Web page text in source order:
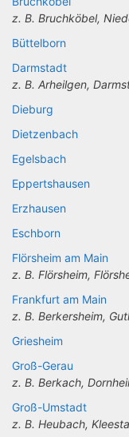
z. B. Bruchköbel,
Büttelborn
Darmstadt
z. B. Arheilgen,
Dieburg
Dietzenbach
Egelsbach
Eppertshausen
Erzhausen
Eschborn
Flörsheim am Main
z. B. Flörsheim,
Frankfurt am Main
z. B. Berkersheim,
Griesheim
Groß-Gerau
z. B. Berkach,
Groß-Umstadt
z. B. Heubach,